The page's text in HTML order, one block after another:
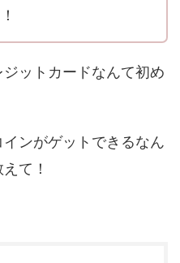
ットカードなんて初め
ンがゲットできるなん
て！